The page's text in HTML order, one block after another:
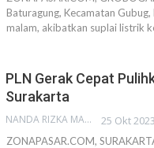
Baturagung, Kecamatan
malam, akibatkan suplai listrik
PLN Gerak Cepat
Surakarta
NANDA RIZKA MAHENDRA 25 Okt 2023
ZONAPASAR.COM,